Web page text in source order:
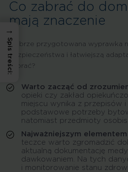
Co zabrać do
mają znaczenie
Dobrze przygotowana wyprawka
bezpieczeństwa i łatwiejszą
zabrać?
Warto zacząć od
opieki czy zakład
miejscu wynika z przepisów
podstawowe potrzeby
natomiast przedmioty
Najważniejszym
teczce warto zgromadzić
aktualną dokumentację
dawkowaniem. Na tych
i monitorowanie stanu
→
Spis treści: